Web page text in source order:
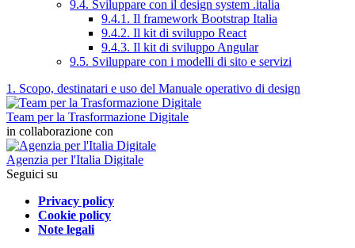
9.4. Sviluppare con il design system .italia
9.4.1. Il framework Bootstrap Italia
9.4.2. Il kit di sviluppo React
9.4.3. Il kit di sviluppo Angular
9.5. Sviluppare con i modelli di sito e servizi
1. Scopo, destinatari e uso del Manuale operativo di design
Team per la Trasformazione Digitale
in collaborazione con
Agenzia per l'Italia Digitale
Seguici su
Privacy policy
Cookie policy
Note legali